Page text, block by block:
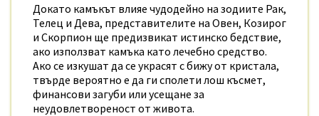
Докато камъкът влияе чудодейно на зодиите Рак,
Телец и Дева, представителите на Овен, Козирог
и Скорпион ще предизвикат истинско бедствие,
ако използват камъка като лечебно средство.
Ако се изкушат да се украсят с бижу от кристала,
твърде вероятно е да ги сполети лош късмет,
финансови загуби или усещане за
неудовлетвореност от живота.